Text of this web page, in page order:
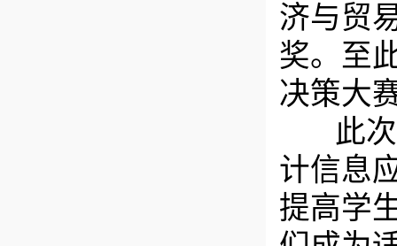
济与贸
奖。至
决策大
此次
计信息
提高学